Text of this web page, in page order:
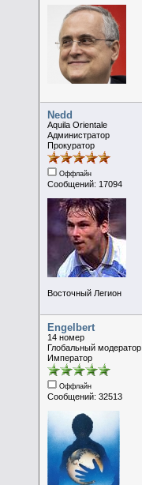
Nedd
Aquila Orientale
Администратор
Прокуратор
Оффлайн
Сообщений: 17094
Восточный Легион
Engelbert
14 номер
Глобальный модератор
Император
Оффлайн
Сообщений: 32513